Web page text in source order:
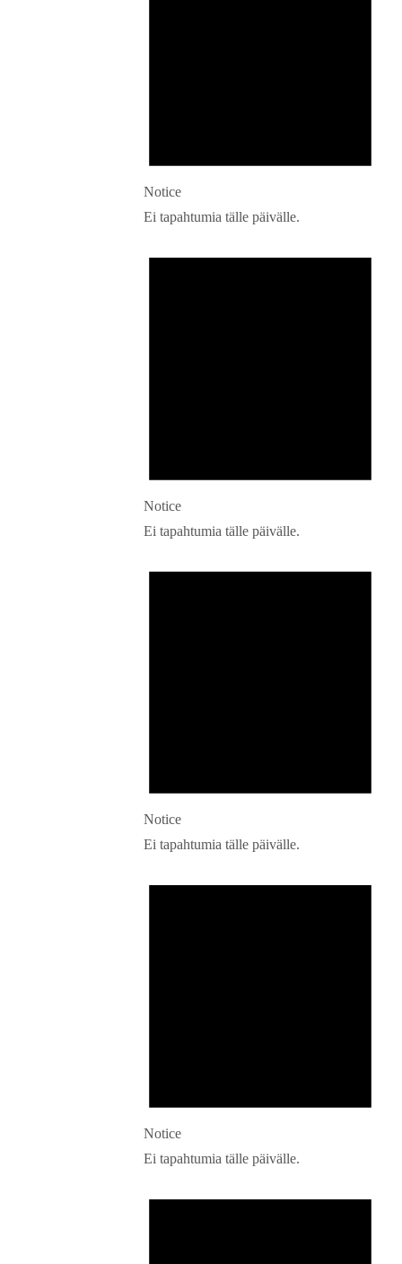
Notice
Ei tapahtumia tälle päivälle.
Notice
Ei tapahtumia tälle päivälle.
Notice
Ei tapahtumia tälle päivälle.
Notice
Ei tapahtumia tälle päivälle.